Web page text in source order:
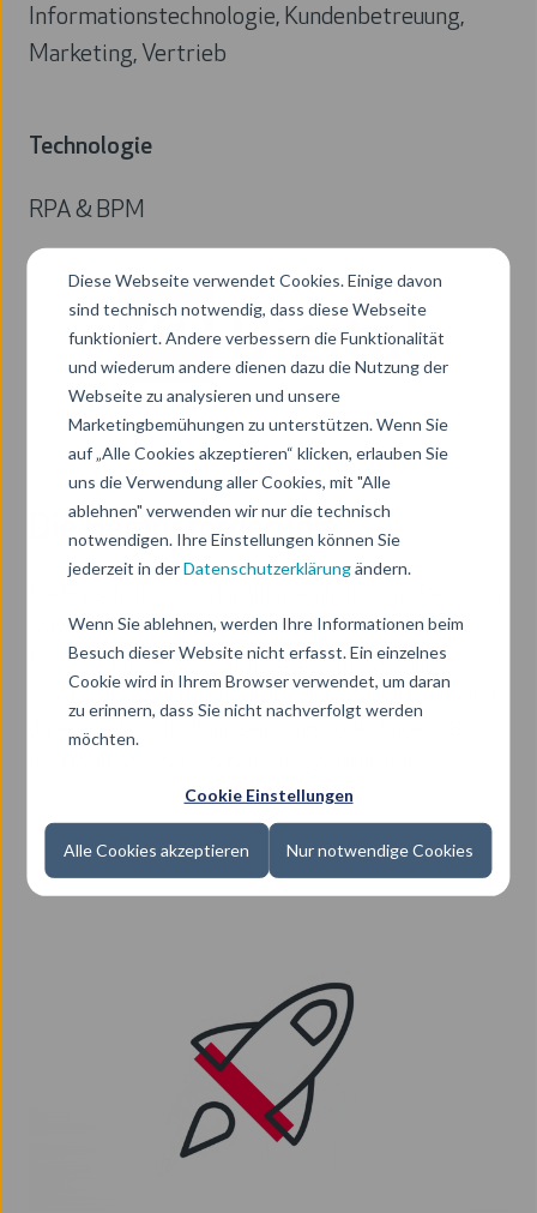
Diese Webseite verwendet Cookies. Einige davon
sind technisch notwendig, dass diese Webseite
funktioniert. Andere verbessern die Funktionalität
und wiederum andere dienen dazu die Nutzung der
Webseite zu analysieren und unsere
Marketingbemühungen zu unterstützen. Wenn Sie
auf „Alle Cookies akzeptieren“ klicken, erlauben Sie
uns die Verwendung aller Cookies, mit "Alle
ablehnen" verwenden wir nur die technisch
notwendigen. Ihre Einstellungen können Sie
jederzeit in derDatenschutzerklärungändern.
Wenn Sie ablehnen, werden Ihre Informationen beim
Besuch dieser Website nicht erfasst. Ein einzelnes
Cookie wird in Ihrem Browser verwendet, um daran
zu erinnern, dass Sie nicht nachverfolgt werden
möchten.
Cookie Einstellungen
Alle Cookies akzeptieren Nur notwendige Cookies
Informationstechnologie, Kundenbetreuung,
Marketing, Vertrieb
Technologie
RPA & BPM
Technologie
Die Herausforderung:
notwendigen, z.T. aber zeitaufwändigen Schritten.
Darunter interne, aber auch z.B. Bonitätsprüfungen.
Werden diese Schritte nacheinander manuell bearbeitet,
dauert die Freischaltung sehr lange, oder findet z.B. in